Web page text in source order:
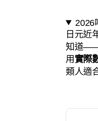
2026
日元近
知道
用實際
類人適